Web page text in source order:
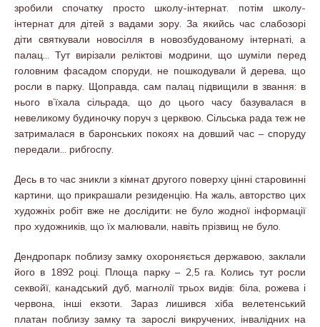
зробили спочатку просто школу-інтернат. потім школу-
інтернат для дітей з вадами зору. За якийсь час слабозорі
діти святкували новосілля в новозбудованому інтернаті, а
палац… Тут вирізали реліктові модрини, що шуміли перед
головним фасадом споруди, не пошкодували й дерева, що
росли в парку. Щоправда, сам палац підвищили в звання: в
нього в’їхала сільрада, що до цього часу базувалася в
невеликому будиночку поруч з церквою. Сільська рада теж не
затрималася в баронських покоях на довший час – споруду
передали… рибгоспу.
Десь в то час зникли з кімнат другого поверху цінні старовинні
картини, що прикрашали резиденцію. На жаль, авторство цих
художніх робіт вже не дослідити: не було жодної інформації
про художників, що їх малювали, навіть прізвищ не було.
Дендропарк поблизу замку охороняється державою, заклали
його в 1892 році. Площа парку – 2,5 га. Колись тут росли
секвойї, канадський дуб, магнолії трьох видів: біла, рожева і
червона, інші екзоти. Зараз лишився хіба велетенський
платан поблизу замку та зарослі викручених, інвалідних на